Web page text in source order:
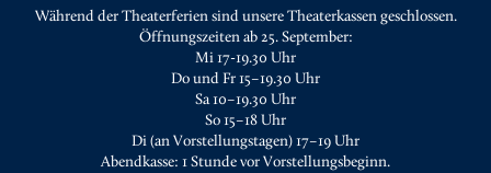
Während der Theaterferien sind unsere Theaterkassen geschlossen.
Öffnungszeiten ab 25. September:
Mi 17-19.30 Uhr
Do und Fr 15–19.30 Uhr
Sa 10–19.30 Uhr
So 15–18 Uhr
Di (an Vorstellungstagen) 17–19 Uhr
Abendkasse: 1 Stunde vor Vorstellungsbeginn.